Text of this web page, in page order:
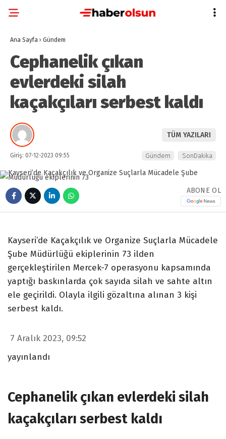
Ana Sayfa › Gündem
Cephanelik çıkan
evlerdeki silah
kaçakçıları serbest kaldı
TÜM YAZILARI
Giriş: 07-12-2023 09:55 Gündem SonDakika
ABONE OL
Kayseri’de Kaçakçılık ve Organize Suçlarla Mücadele
Şube Müdürlüğü ekiplerinin 73 ilden
gerçekleştirilen Mercek-7 operasyonu kapsamında
yaptığı baskınlarda çok sayıda silah ve sahte altın
ele geçirildi. Olayla ilgili gözaltına alınan 3 kişi
serbest kaldı.
7 Aralık 2023, 09:52
yayınlandı
Cephanelik çıkan evlerdeki silah
kaçakçıları serbest kaldı